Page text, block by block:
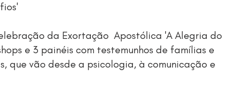
da Exortação Apostólica 'A Alegria do
e 3 painéis com testemunhos de famílias e
que vão desde a psicologia, à comunicação e